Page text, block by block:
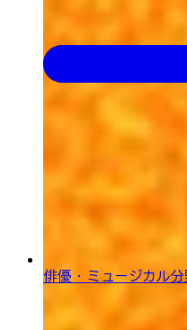
俳優・ミュージカル